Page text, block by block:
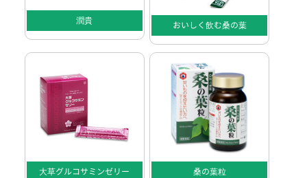
潤貴 おいしく飲む桑の葉
大草グルコサミンゼリー 桑の葉粒